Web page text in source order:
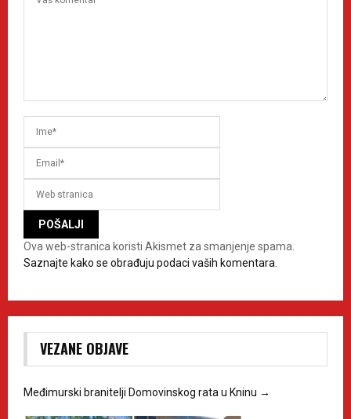
Ova web-stranica koristi Akismet za smanjenje spama.
Saznajte kako se obrađuju podaci vaših komentara.
VEZANE OBJAVE
Međimurski branitelji Domovinskog rata u Kninu →